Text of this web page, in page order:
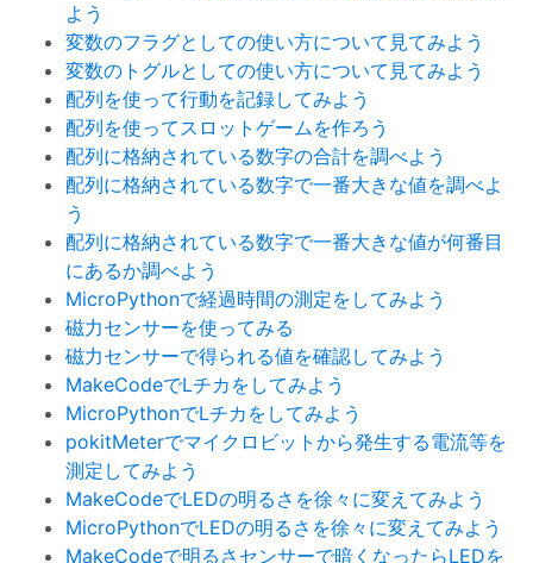
よう
変数のフラグとしての使い方について見てみよう
変数のトグルとしての使い方について見てみよう
配列を使って行動を記録してみよう
配列を使ってスロットゲームを作ろう
配列に格納されている数字の合計を調べよう
配列に格納されている数字で一番大きな値を調べよ
う
配列に格納されている数字で一番大きな値が何番目
にあるか調べよう
MicroPythonで経過時間の測定をしてみよう
磁力センサーを使ってみる
磁力センサーで得られる値を確認してみよう
MakeCodeでLチカをしてみよう
MicroPythonでLチカをしてみよう
pokitMeterでマイクロビットから発生する電流等を
測定してみよう
MakeCodeでLEDの明るさを徐々に変えてみよう
MicroPythonでLEDの明るさを徐々に変えてみよう
MakeCodeで明るさセンサーで暗くなったらLEDを